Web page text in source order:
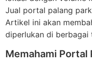
Jual portal palang
Artikel ini akan
diperlukan di
Memahami Portal